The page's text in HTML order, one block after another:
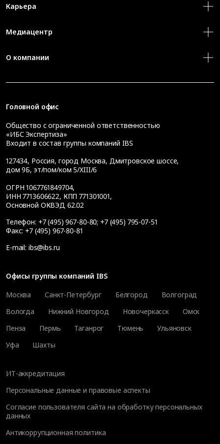
Карьера
Медиацентр
О компании
Головной офис
Общество с ограниченной ответственностью
«ИБС Экспертиза»
Входит в состав группы компаний IBS
127434, Россия, город Москва, Дмитровское шоссе,
дом 9Б, эт/пом/ком 5/XIII/6
ОГРН 1067761849704,
ИНН 7713606622, КПП 771301001,
Основной ОКВЭД 62.02
Телефон: +7 (495) 967-80-80; +7 (495) 795-07-51
Факс: +7 (495) 967-80-81
E-mail: ibs@ibs.ru
Офисы группы компаний IBS
Москва
Санкт-Петербург Белгород
Волгоград
Вологда
Нижний Новгород Новочеркасск
Омск
Пенза
Пермь Таганрог Тюмень
Ульяновск
Уфа
Шахты
ИТ-аккредитация
Персональные данные и правовые аспекты
Согласие пользователя сайта на обработку персональных
данных
Антикоррупционная политика